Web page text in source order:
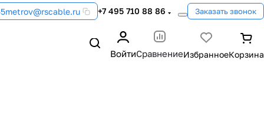
+7 495 710 88 86 Заказать звонок
ВойтиСравнение